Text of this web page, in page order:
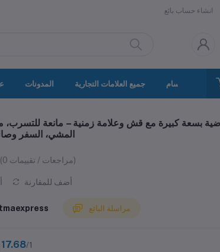
انشاء حساب بائع
المدونات جميع العلامات التجارية جميع الأقسام
بسعة كبيرة مع قش وعلامة زمنية – مانعة للتسرب،
المشي، السفر
(0 مراجعات / تقييمات)
أضف للمقارنة
مراسلة البائع
17.68/1